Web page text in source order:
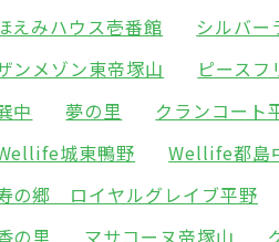
えみハウス壱番館 シルバー
ンメゾン東帝塚山 ピース
中 夢の里 クランコート
城東鴨野 Wellife都島
の郷 ロイヤルグレイブ平野